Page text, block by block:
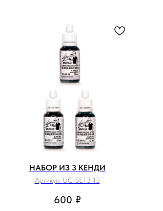
НАБОР ИЗ 3 КЕНДИ
Артикул: UC-SET3-15
600 ₽